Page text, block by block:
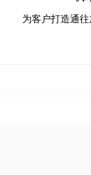
为客户打造通